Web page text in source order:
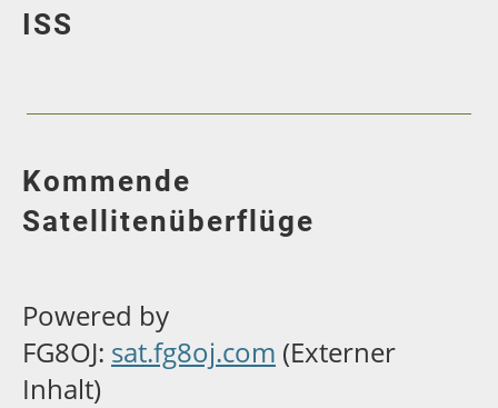
ISS
Kommende
Satellitenüberflüge
Powered by
FG8OJ: sat.fg8oj.com (Externer
Inhalt)